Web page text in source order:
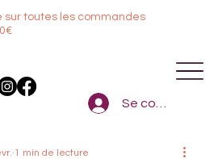
sur toutes les commandes
Se connecter
1 min de lecture